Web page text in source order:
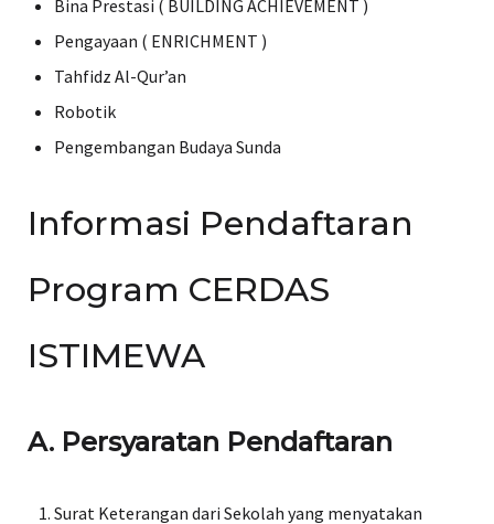
Bina Prestasi ( BUILDING ACHIEVEMENT )
Pengayaan ( ENRICHMENT )
Tahfidz Al-Qur’an
Robotik
Pengembangan Budaya Sunda
Informasi Pendaftaran
Program CERDAS
ISTIMEWA
A. Persyaratan Pendaftaran
Surat Keterangan dari Sekolah yang menyatakan